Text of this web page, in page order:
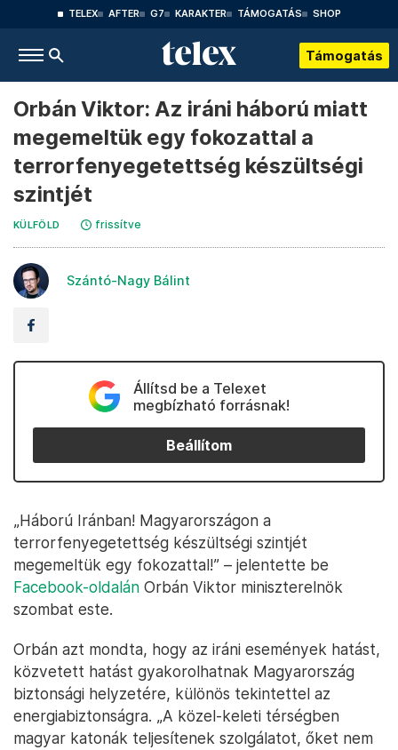
TELEX AFTER G7 KARAKTER TÁMOGATÁS SHOP
Támogatás
Orbán Viktor: Az iráni háború miatt
megemeltük egy fokozattal a
terrorfenyegetettség készültségi
szintjét
KÜLFÖLD frissítve
Szántó-Nagy Bálint
Állítsd be a Telexet
megbízható forrásnak!
Beállítom
„Háború Iránban! Magyarországon a
terrorfenyegetettség készültségi szintjét
megemeltük egy fokozattal!” – jelentette be
Facebook-oldalán Orbán Viktor miniszterelnök
szombat este.
Orbán azt mondta, hogy az iráni események hatást,
közvetett hatást gyakorolhatnak Magyarország
biztonsági helyzetére, különös tekintettel az
energiabiztonságra. „A közel-keleti térségben
magyar katonák teljesítenek szolgálatot, őket nem